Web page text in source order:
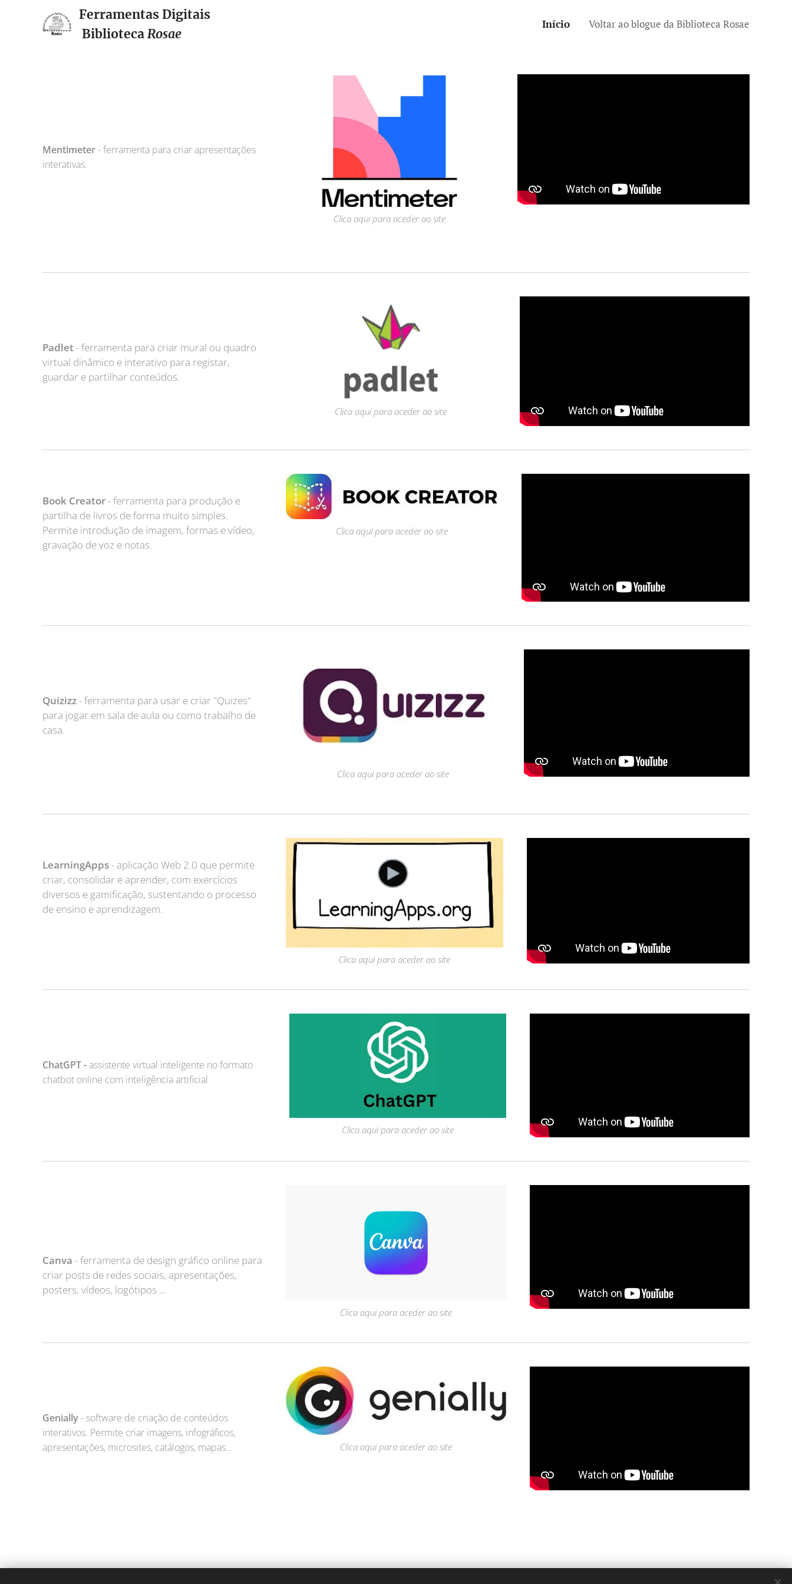
Ferramentas Digitais
BibliotecaRosae
Início Voltar ao blogue da Biblioteca Rosae
Mentimeter- ferramenta para criar apresentações
interativas.
Clica aqui para aceder ao site
Padlet - ferramenta para criar mural ou quadro
virtual dinâmico e interativo para registar,
guardar e partilhar conteúdos.
Clica aqui para aceder ao site
Book Creator- ferramenta para produção e
partilha de livros de forma muito simples.
Permite introdução de imagem, formas e vídeo,
gravação de voz e notas.
Clica aqui para aceder ao site
Quizizz- ferramenta para usar e criar "Quizes"
para jogar em sala de aula ou como trabalho de
casa.
Clica aqui para aceder ao site
LearningApps- aplicação Web 2.0 que permite
criar, consolidar e aprender, com exercícios
diversos e gamificação, sustentando o processo
de ensino e aprendizagem.
Clica aqui para aceder ao site
ChatGPT -assistente virtual inteligente no formato
chatbot online com inteligência artificial
Clica aqui para aceder ao site
Canva - ferramenta de design gráfico online para
criar posts de redes sociais, apresentações,
posters, vídeos, logótipos ...
Clica aqui para aceder ao site
Genially- software de criação de conteúdos
interativos. Permite criar imagens, infográficos,
apresentações, microsites, catálogos, mapas...
Clica aqui para aceder ao site